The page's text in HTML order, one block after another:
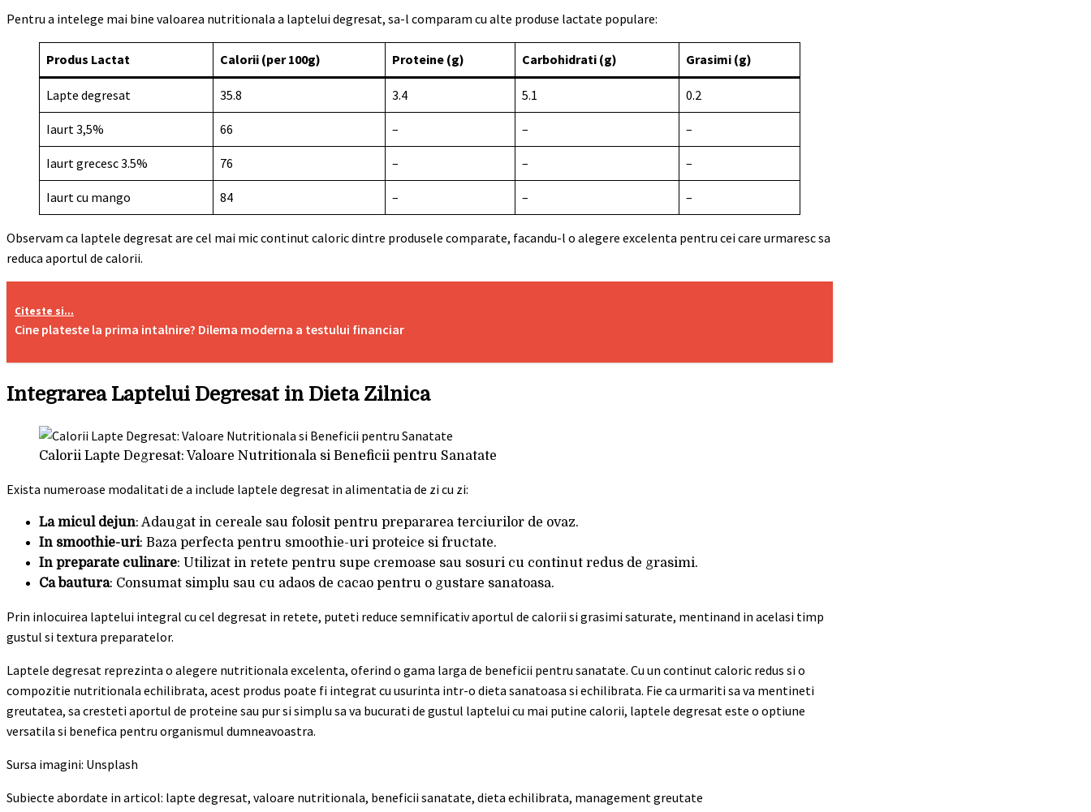
Pentru a intelege mai bine valoarea nutritionala a laptelui degresat, sa-l comparam cu alte produse lactate populare:
Produs Lactat Calorii (per 100g) Proteine (g) Carbohidrati (g) Grasimi (g)
Lapte degresat 35.8 3.4 5.1 0.2
Iaurt 3,5% 66 – – –
Iaurt grecesc 3.5% 76 – – –
Iaurt cu mango 84 – – –
Observam ca laptele degresat are cel mai mic continut caloric dintre produsele comparate, facandu-l o alegere excelenta pentru cei care urmaresc sa
reduca aportul de calorii.
Citeste si...
Cine plateste la prima intalnire? Dilema moderna a testului financiar
Integrarea Laptelui Degresat in Dieta Zilnica
Calorii Lapte Degresat: Valoare Nutritionala si Beneficii pentru Sanatate
Exista numeroase modalitati de a include laptele degresat in alimentatia de zi cu zi:
La micul dejun: Adaugat in cereale sau folosit pentru prepararea terciurilor de ovaz.
In smoothie-uri: Baza perfecta pentru smoothie-uri proteice si fructate.
In preparate culinare: Utilizat in retete pentru supe cremoase sau sosuri cu continut redus de grasimi.
Ca bautura: Consumat simplu sau cu adaos de cacao pentru o gustare sanatoasa.
Prin inlocuirea laptelui integral cu cel degresat in retete, puteti reduce semnificativ aportul de calorii si grasimi saturate, mentinand in acelasi timp
gustul si textura preparatelor.
Laptele degresat reprezinta o alegere nutritionala excelenta, oferind o gama larga de beneficii pentru sanatate. Cu un continut caloric redus si o
compozitie nutritionala echilibrata, acest produs poate fi integrat cu usurinta intr-o dieta sanatoasa si echilibrata. Fie ca urmariti sa va mentineti
greutatea, sa cresteti aportul de proteine sau pur si simplu sa va bucurati de gustul laptelui cu mai putine calorii, laptele degresat este o optiune
versatila si benefica pentru organismul dumneavoastra.
Sursa imagini: Unsplash
Subiecte abordate in articol: lapte degresat, valoare nutritionala, beneficii sanatate, dieta echilibrata, management greutate